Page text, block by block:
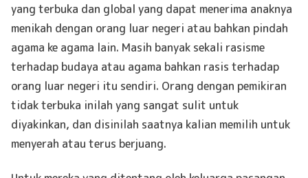
yang terbuka dan global yang dapat menerima anaknya
menikah dengan orang luar negeri atau bahkan pindah
agama ke agama lain. Masih banyak sekali rasisme
terhadap budaya atau agama bahkan rasis terhadap
orang luar negeri itu sendiri. Orang dengan pemikiran
tidak terbuka inilah yang sangat sulit untuk
diyakinkan, dan disinilah saatnya kalian memilih untuk
menyerah atau terus berjuang.